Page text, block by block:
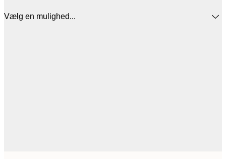
Vælg en mulighed...